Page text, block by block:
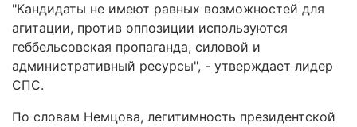
"Кандидаты не имеют равных возможностей для
агитации, против оппозиции используются
геббельсовская пропаганда, силовой и
административный ресурсы", - утверждает лидер
СПС.
По словам Немцова, легитимность президентской